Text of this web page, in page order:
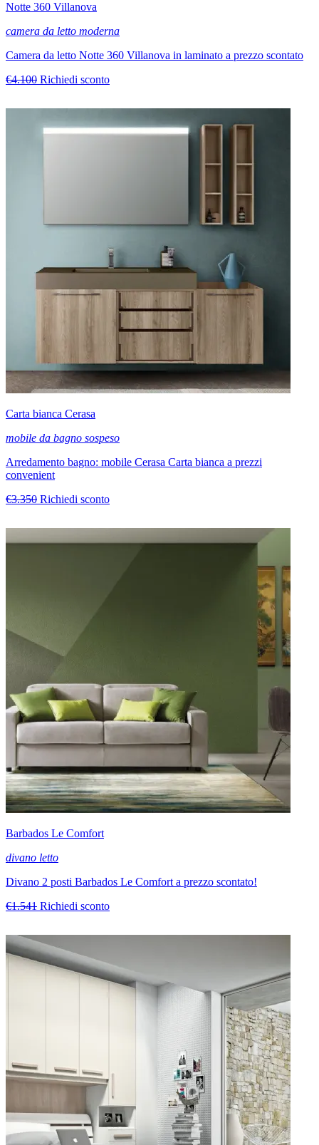
Notte 360 Villanova
camera da letto moderna
Camera da letto Notte 360 Villanova in laminato a prezzo scontato
€4.100 Richiedi sconto
Carta bianca Cerasa
mobile da bagno sospeso
Arredamento bagno: mobile Cerasa Carta bianca a prezzi
convenient
€3.350 Richiedi sconto
Barbados Le Comfort
divano letto
Divano 2 posti Barbados Le Comfort a prezzo scontato!
€1.541 Richiedi sconto